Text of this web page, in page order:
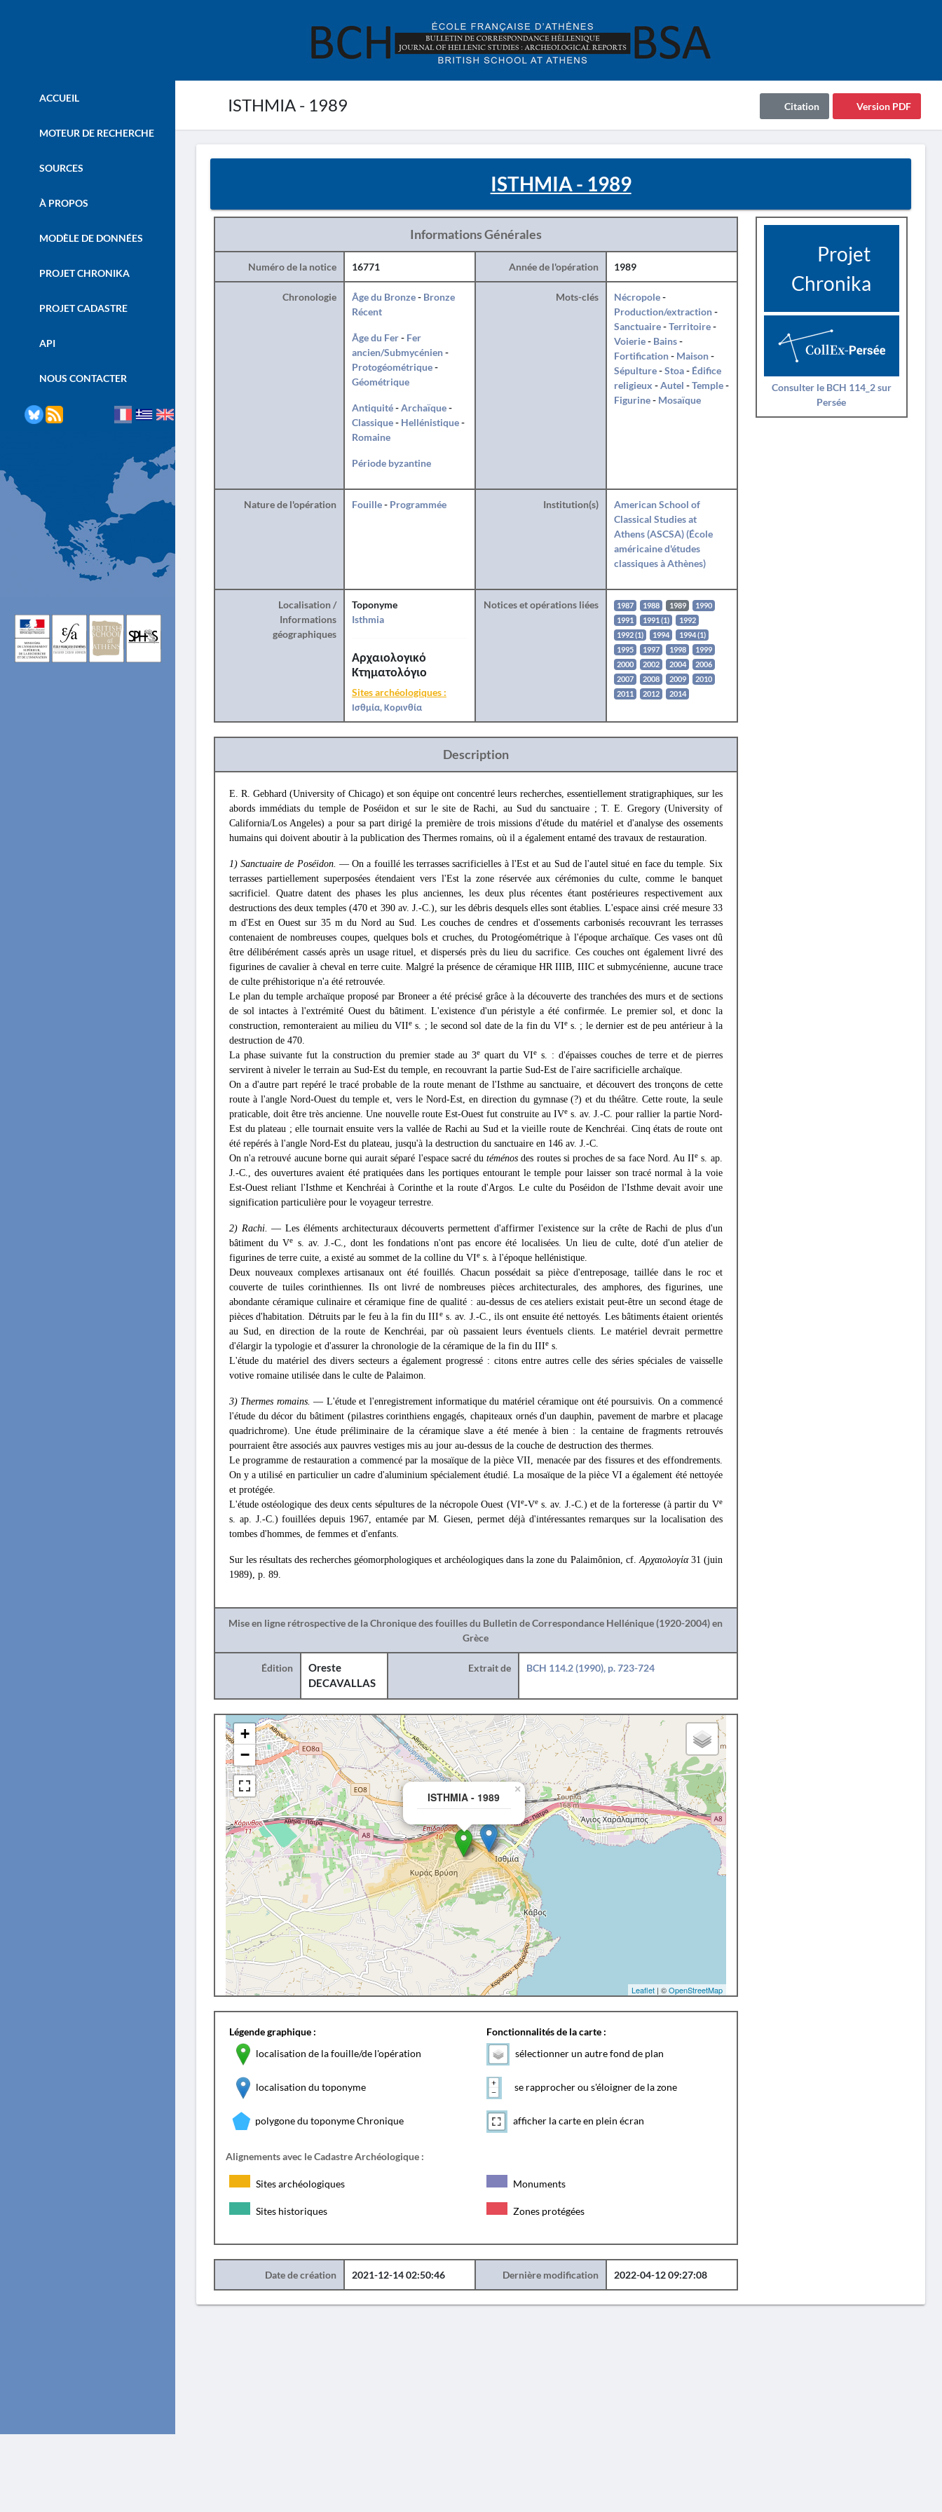
ISTHMIA - 1989 Version PDF
Citation
ACCUEIL
MOTEUR DE RECHERCHE
SOURCES
À PROPOS
MODÈLE DE DONNÉES
PROJET CHRONIKA
PROJET CADASTRE
API
NOUS CONTACTER
ISTHMIA - 1989
Informations Générales
Numéro de la notice 16771 Année de l'opération 1989
Chronologie Âge du Bronze- Bronze
Récent
Âge du Fer- Fer
ancien/Submycénien-
Protogéométrique-
Géométrique
Antiquité-Archaïque-
Classique- Hellénistique-
Romaine
Période byzantine
Mots-clés Nécropole-
Production/extraction-
Sanctuaire-Territoire-
Voierie- Bains-
Fortification- Maison-
Sépulture-Stoa- Édifice
religieux -Autel -Temple-
Figurine- Mosaïque
Nature de l'opération Fouille- Programmée Institution(s)
American School of
Classical Studies at
Athens (ASCSA) (École
américaine d'études
classiques à Athènes)
Localisation /
Informations
géographiques
Toponyme
Isthmia
Αρχαιολογικό
Κτηματολόγιο
Sites archéologiques :
Ισθμία, Κορινθία
Notices et opérations liées 1987 1988 1989
1990
1991
1991 (1)
1992
1992 (1)
1994
1994 (1)
1995
1997 1998
1999
2000
2002 2004
2006
2007
2008 2009
2010
2011
2012 2014
Description
E. R. Gebhard (University of Chicago) et son équipe ont concentré leurs recherches, essentiellement stratigraphiques, sur les
abords immédiats du temple de Poséidon et sur le site de Rachi, au Sud du sanctuaire ; T. E. Gregory (University of
California/Los Angeles) a pour sa part dirigé la première de trois missions d'étude du matériel et d'analyse des ossements
humains qui doivent aboutir à la publication des Thermes romains, où il a également entamé des travaux de restauration.
1) Sanctuaire de Poséidon. — On a fouillé les terrasses sacrificielles à l'Est et au Sud de l'autel situé en face du temple. Six
terrasses partiellement superposées étendaient vers l'Est la zone réservée aux cérémonies du culte, comme le banquet
sacrificiel. Quatre datent des phases les plus anciennes, les deux plus récentes étant postérieures respectivement aux
destructions des deux temples (470 et 390 av. J.-C.), sur les débris desquels elles sont établies. L'espace ainsi créé mesure 33
m d'Est en Ouest sur 35 m du Nord au Sud. Les couches de cendres et d'ossements carbonisés recouvrant les terrasses
contenaient de nombreuses coupes, quelques bols et cruches, du Protogéométrique à l'époque archaïque. Ces vases ont dû
être délibérément cassés après un usage rituel, et dispersés près du lieu du sacrifice. Ces couches ont également livré des
figurines de cavalier à cheval en terre cuite. Malgré la présence de céramique HR IIIB, IIIC et submycénienne, aucune trace
de culte préhistorique n'a été retrouvée.
Le plan du temple archaïque proposé par Broneer a été précisé grâce à la découverte des tranchées des murs et de sections
de sol intactes à l'extrémité Ouest du bâtiment. L'existence d'un péristyle a été confirmée. Le premier sol, et donc la
construction, remonteraient au milieu du VIIe s. ; le second sol date de la fin du VIes. ; le dernier est de peu antérieur à la
destruction de 470.
La phase suivante fut la construction du premier stade au 3equart du VIes. : d'épaisses couches de terre et de pierres
servirent à niveler le terrain au Sud-Est du temple, en recouvrant la partie Sud-Est de l'aire sacrificielle archaïque.
On a d'autre part repéré le tracé probable de la route menant de l'Isthme au sanctuaire, et découvert des tronçons de cette
route à l'angle Nord-Ouest du temple et, vers le Nord-Est, en direction du gymnase (?) et du théâtre. Cette route, la seule
praticable, doit être très ancienne. Une nouvelle route Est-Ouest fut construite au IVe s. av. J.-C. pour rallier la partie Nord-
Est du plateau ; elle tournait ensuite vers la vallée de Rachi au Sud et la vieille route de Kenchréai. Cinq états de route ont
été repérés à l'angle Nord-Est du plateau, jusqu'à la destruction du sanctuaire en 146 av. J.-C.
On n'a retrouvé aucune borne qui aurait séparé l'espace sacré dutéménosdes routes si proches de sa face Nord. Au IIe s. ap.
J.-C., des ouvertures avaient été pratiquées dans les portiques entourant le temple pour laisser son tracé normal à la voie
Est-Ouest reliant l'Isthme et Kenchréai à Corinthe et la route d'Argos. Le culte du Poséidon de l'Isthme devait avoir une
signification particulière pour le voyageur terrestre.
2) Rachi. — Les éléments architecturaux découverts permettent d'affirmer l'existence sur la crête de Rachi de plus d'un
bâtiment du Ve
s. av. J.-C., dont les fondations n'ont pas encore été localisées. Un lieu de culte, doté d'un atelier de
figurines de terre cuite, a existé au sommet de la colline du VIe s. à l'époque hellénistique.
Deux nouveaux complexes artisanaux ont été fouillés. Chacun possédait sa pièce d'entreposage, taillée dans le roc et
couverte de tuiles corinthiennes. Ils ont livré de nombreuses pièces architecturales, des amphores, des figurines, une
abondante céramique culinaire et céramique fine de qualité : au-dessus de ces ateliers existait peut-être un second étage de
pièces d'habitation. Détruits par le feu à la fin du IIIes. av. J.-C., ils ont ensuite été nettoyés. Les bâtiments étaient orientés
au Sud, en direction de la route de Kenchréai, par où passaient leurs éventuels clients. Le matériel devrait permettre
d'élargir la typologie et d'assurer la chronologie de la céramique de la fin du IIIe s.
L'étude du matériel des divers secteurs a également progressé : citons entre autres celle des séries spéciales de vaisselle
votive romaine utilisée dans le culte de Palaimon.
3) Thermes romains. — L'étude et l'enregistrement informatique du matériel céramique ont été poursuivis. On a commencé
l'étude du décor du bâtiment (pilastres corinthiens engagés, chapiteaux ornés d'un dauphin, pavement de marbre et placage
quadrichrome). Une étude préliminaire de la céramique slave a été menée à bien : la centaine de fragments retrouvés
pourraient être associés aux pauvres vestiges mis au jour au-dessus de la couche de destruction des thermes.
Le programme de restauration a commencé par la mosaïque de la pièce VII, menacée par des fissures et des effondrements.
On y a utilisé en particulier un cadre d'aluminium spécialement étudié. La mosaïque de la pièce VI a également été nettoyée
et protégée.
L'étude ostéologique des deux cents sépultures de la nécropole Ouest (VIe-Ves. av. J.-C.) et de la forteresse (à partir du Ve
s. ap. J.-C.) fouillées depuis 1967, entamée par M. Giesen, permet déjà d'intéressantes remarques sur la localisation des
tombes d'hommes, de femmes et d'enfants.
Sur les résultats des recherches géomorphologiques et archéologiques dans la zone du Palaimônion, cf.Αρχαιολογία 31 (juin
1989), p. 89.
Mise en ligne rétrospective de la Chronique des fouilles du Bulletin de Correspondance Hellénique (1920-2004) en
Grèce
Édition
Oreste
DECAVALLAS
Extrait de BCH 114.2 (1990), p. 723-724
ISTHMIA - 1989
×
+
−
Leaflet| ©OpenStreetMap
Légende graphique :
localisation de la fouille/de l'opération
localisation du toponyme
polygone du toponyme Chronique
Fonctionnalités de la carte :
sélectionner un autre fond de plan
se rapprocher ou s'éloigner de la zone
afficher la carte en plein écran
Alignements avec le Cadastre Archéologique :
Sites archéologiques Monuments
Sites historiques Zones protégées
Date de création 2021-12-14 02:50:46 Dernière modification 2022-04-12 09:27:08
Projet
Chronika
Consulter le BCH 114_2 sur
Persée